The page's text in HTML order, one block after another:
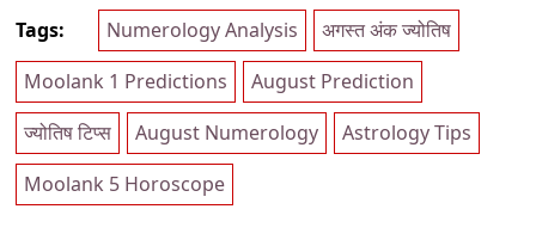
Tags: Numerology Analysis
अगस्त अंक ज्योतिष
Moolank 1 Predictions
August Prediction
ज्योतिष टिप्स
August Numerology
Astrology Tips
Moolank 5 Horoscope